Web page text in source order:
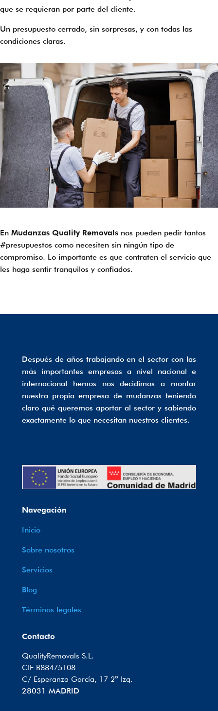
que se requieran por parte del cliente.
Un presupuesto cerrado, sin sorpresas, y con todas las
condiciones claras.
En Mudanzas Quality Removals nos pueden pedir tantos
#presupuestos como necesiten sin ningún tipo de
compromiso. Lo importante es que contraten el servicio que
les haga sentir tranquilos y confiados.
Después de años trabajando en el sector con las
más importantes empresas a nivel nacional e
internacional hemos nos decidimos a montar
nuestra propia empresa de mudanzas teniendo
claro qué queremos aportar al sector y sabiendo
exactamente lo que necesitan nuestros clientes.
Navegación
Inicio
Sobre nosotros
Servicios
Blog
Términos legales
Contacto
QualityRemovals S.L.
CIF B88475108
C/ Esperanza García, 17 2º Izq.
28031 MADRID